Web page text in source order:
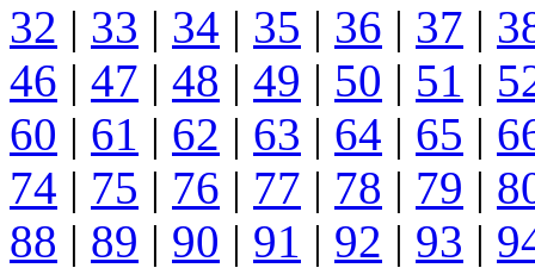
32 | 33 | 34 | 35 | 36 | 37 |
46 | 47 | 48 | 49 | 50 | 51 |
60 | 61 | 62 | 63 | 64 | 65 |
74 | 75 | 76 | 77 | 78 | 79 |
88 | 89 | 90 | 91 | 92 | 93 |